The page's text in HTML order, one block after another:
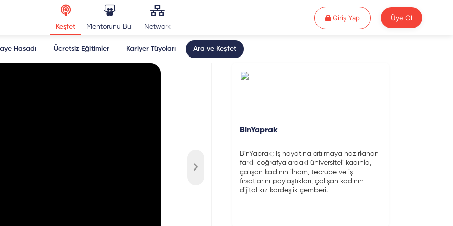
Keşfet Mentorunu Bul Network
Giriş YapGiriş Yap Üye Ol
Hasadı Ücretsiz Eğitimler Kariyer Tüyoları Ara ve Keşfet
BinYaprak
BinYaprak; iş hayatına atılmaya hazırlanan
farklı coğrafyalardaki üniversiteli kadınla,
çalışan kadının ilham, tecrübe ve iş
fırsatlarını paylaştıkları, çalışan kadının
dijital kız kardeşlik çemberi.